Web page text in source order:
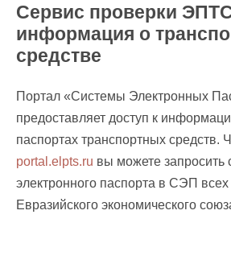
Сервис проверки
информация о
средстве
Портал «Системы Электронных
предоставляет доступ к
паспортах транспортных средств.
portal.elpts.ru вы можете запросить
электронного паспорта в СЭП всех
Евразийского экономического